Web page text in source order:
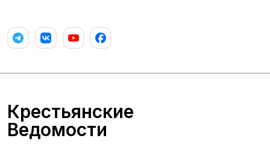
Крестьянские
Ведомости